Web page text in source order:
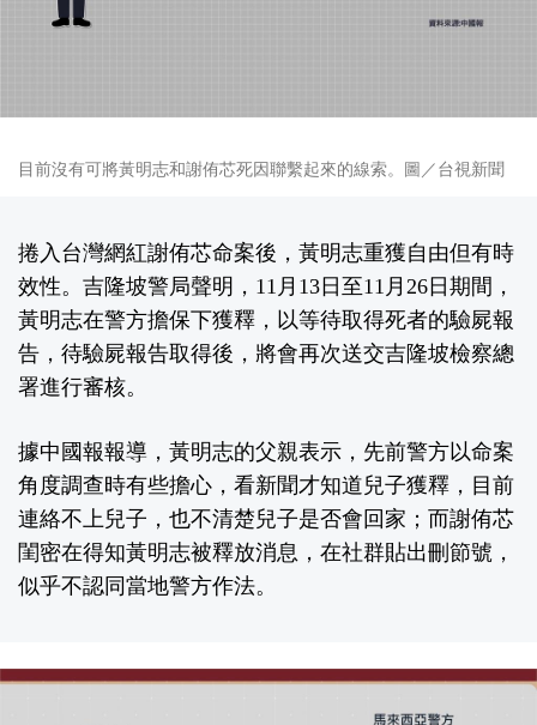
目前沒有可將黃明志和謝侑芯死因聯繫起來的線索。圖／台視新聞
捲入台灣網紅謝侑芯命案後，黃明志重獲自由但有時
效性。吉隆坡警局聲明，11月13日至11月26日期間，
黃明志在警方擔保下獲釋，以等待取得死者的驗屍報
告，待驗屍報告取得後，將會再次送交吉隆坡檢察總
署進行審核。
據中國報報導，黃明志的父親表示，先前警方以命案
角度調查時有些擔心，看新聞才知道兒子獲釋，目前
連絡不上兒子，也不清楚兒子是否會回家；而謝侑芯
閨密在得知黃明志被釋放消息，在社群貼出刪節號，
似乎不認同當地警方作法。